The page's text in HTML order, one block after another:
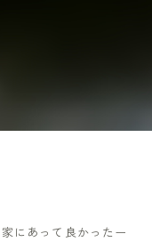
家にあって良かったー